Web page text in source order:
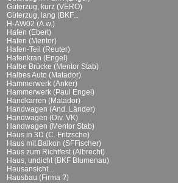
Güterzug, kurz (VERO)
Güterzug, lang (BKF...
H-AW02 (A.w.)
Hafen (Ebert)
Hafen (Mentor)
Hafen-Teil (Reuter)
Hafenkran (Engel)
Halbe Brücke (Mentor Stab)
Halbes Auto (Matador)
Hammerwerk (Anker)
Hammerwerk (Paul Engel)
Handkarren (Matador)
Handwagen (And. Länder)
Handwagen (Div. VK)
Handwagen (Mentor Stab)
Haus in 3D (C. Fritzsche)
Haus mit Balkon (SFFischer)
Haus zum Richtfest (Albrecht)
Haus, undicht (BKF Blumenau)
Hausansicht...
Hausbau (Firma ?)